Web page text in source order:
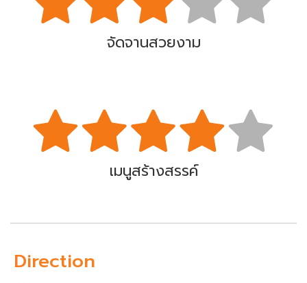
จัดจานสวยงาม
เมนูสร้างสรรค์
Direction